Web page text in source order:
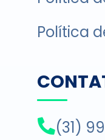
Política
(31)